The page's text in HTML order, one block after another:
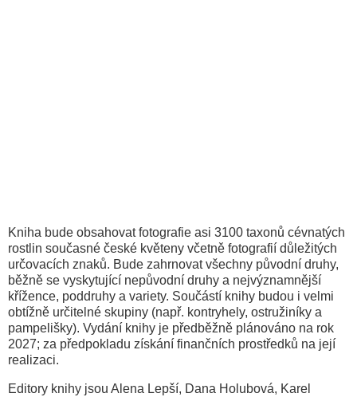
Kniha bude obsahovat fotografie asi 3100 taxonů cévnatých
rostlin současné české květeny včetně fotografií důležitých
určovacích znaků. Bude zahrnovat všechny původní druhy,
běžně se vyskytující nepůvodní druhy a nejvýznamnější
křížence, poddruhy a variety. Součástí knihy budou i velmi
obtížně určitelné skupiny (např. kontryhely, ostružiníky a
pampelišky). Vydání knihy je předběžně plánováno na rok
2027; za předpokladu získání finančních prostředků na její
realizaci.
Editory knihy jsou Alena Lepší, Dana Holubová, Karel